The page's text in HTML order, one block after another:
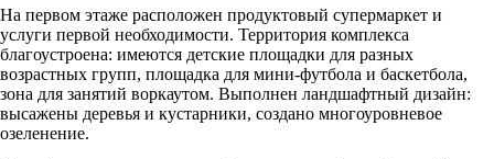
На первом этаже расположен продуктовый супермаркет и
услуги первой необходимости. Территория комплекса
благоустроена: имеются детские площадки для разных
возрастных групп, площадка для мини-футбола и баскетбола,
зона для занятий воркаутом. Выполнен ландшафтный дизайн:
высажены деревья и кустарники, создано многоуровневое
озеленение.